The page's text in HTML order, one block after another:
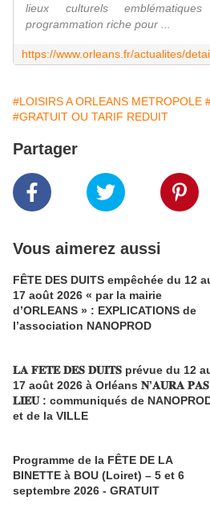
lieux culturels
programmation riche pour ...
#LOISIRS A ORLEANS METROPOLE
#GRATUIT OU TARIF REDUIT
Partager
Vous aimerez aussi
FÊTE DES DUITS empêchée du 12
17 août 2026 « par la mairie
d’ORLEANS » : EXPLICATIONS de
l’association NANOPROD
𝐋𝐀 𝐅𝐄𝐓𝐄 𝐃𝐄𝐒 𝐃𝐔𝐈𝐓𝐒 prévue du 12
17 août 2026 à Orléans 𝐍’𝐀𝐔𝐑𝐀 𝐏𝐀𝐒
𝐋𝐈𝐄𝐔 : communiqués de
et de la VILLE
Programme de la FÊTE DE LA
BINETTE à BOU (Loiret) – 5 et 6
septembre 2026 - GRATUIT